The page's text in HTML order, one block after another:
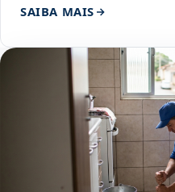
SAIBA MAIS